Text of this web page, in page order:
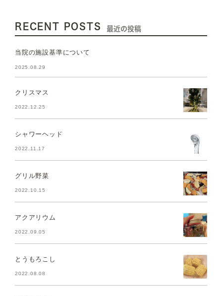
RECENT POSTS 最近の投稿
当院の施設基準について
2025.08.29
クリスマス
2022.12.25
シャワーヘッド
2022.11.17
グリル野菜
2022.10.15
アクアリウム
2022.09.05
とうもろこし
2022.08.08